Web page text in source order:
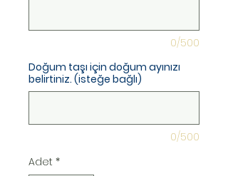
0/500
Doğum taşı için doğum ayınızı
belirtiniz. (isteğe bağlı)
0/500
Adet *